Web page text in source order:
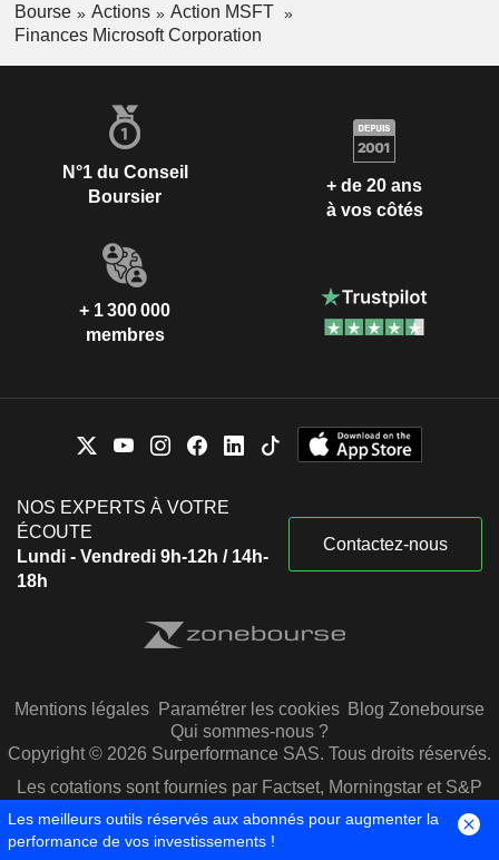
Bourse Actions
Action MSFT
Finances Microsoft Corporation
N°1 du Conseil
Boursier
+ de 20 ans
à vos côtés
+ 1 300 000
membres
NOS EXPERTS À VOTRE
ÉCOUTE
Lundi - Vendredi 9h-12h / 14h-
18h
Contactez-nous
Mentions légales Paramétrer les cookies Blog Zonebourse
Qui sommes-nous ?
Copyright © 2026 Surperformance SAS. Tous droits réservés.
Les cotations sont fournies par Factset, Morningstar et S&P
Capital IQ
Les meilleurs outils réservés aux abonnés pour augmenter la
performance de vos investissements !